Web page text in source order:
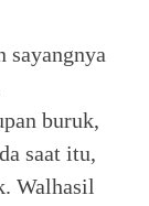
sayangnya
buruk,
saat itu,
Walhasil